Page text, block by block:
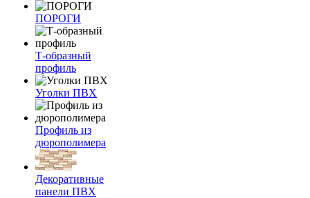
ПОРОГИ
Т-образный
профиль
Уголки ПВХ
Профиль из
дюрополимера
Декоративные
панели ПВХ